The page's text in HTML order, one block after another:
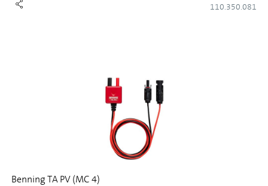
110.350.081
Benning TA PV (MC 4)